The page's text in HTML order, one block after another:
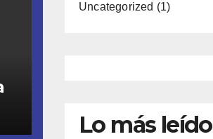
Uncategorized (1)
Lo más leído